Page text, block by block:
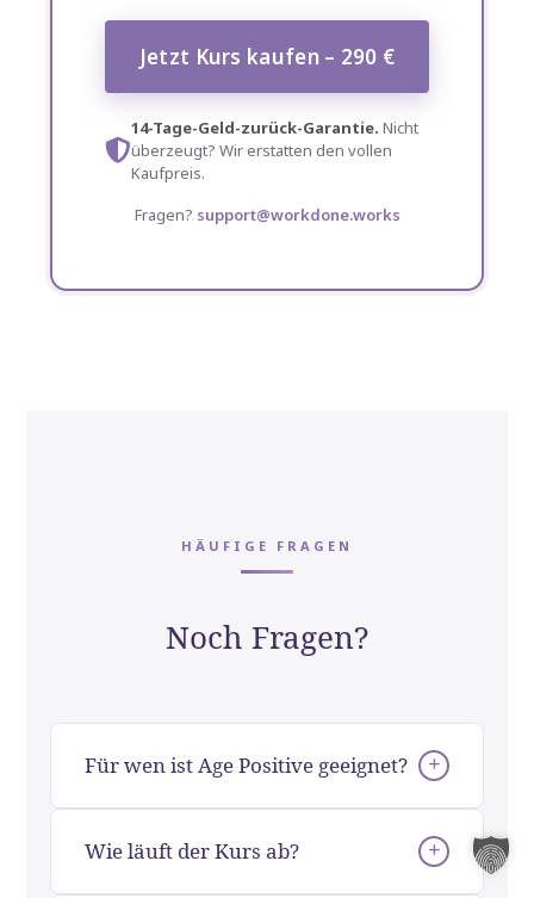
Jetzt Kurs kaufen – 290 €
14-Tage-Geld-zurück-Garantie. Nicht
überzeugt? Wir erstatten den vollen
Kaufpreis.
Fragen? support@workdone.works
HÄUFIGE FRAGEN
Noch Fragen?
Für wen ist Age Positive geeignet?
Ruhestand vorbereiten möchten –
Wie läuft der Kurs ab?